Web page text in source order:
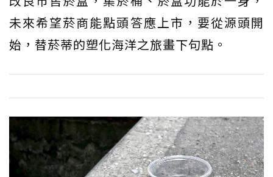
未來希望菸商能點頭答應上市，要從源頭開
始，替菸蒂的塑化海洋之旅畫下句點。